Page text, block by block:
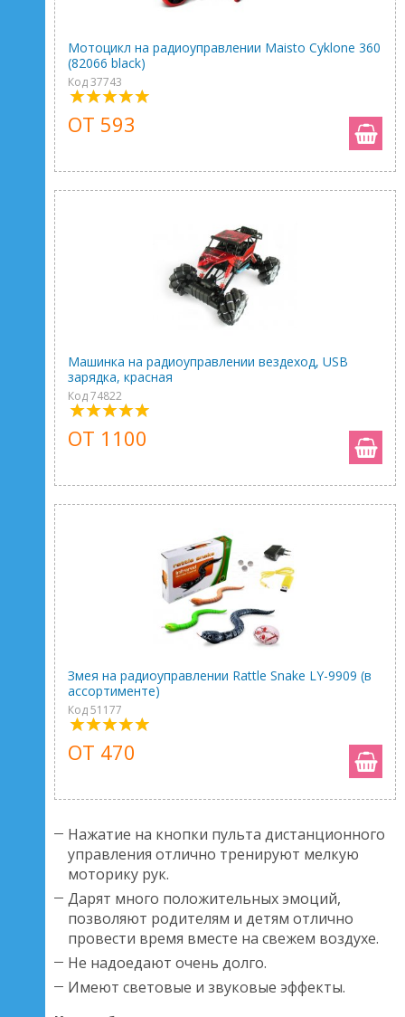
Мотоцикл на радиоуправлении Maisto Cyklone 360
(82066 black)
Код 37743
ОТ 593
Машинка на радиоуправлении вездеход, USB
зарядка, красная
Код 74822
ОТ 1100
Змея на радиоуправлении Rattle Snake LY-9909 (в
ассортименте)
Код 51177
ОТ 470
Нажатие на кнопки пульта дистанционного
управления отлично тренируют мелкую
моторику рук.
Дарят много положительных эмоций,
позволяют родителям и детям отлично
провести время вместе на свежем воздухе.
Не надоедают очень долго.
Имеют световые и звуковые эффекты.